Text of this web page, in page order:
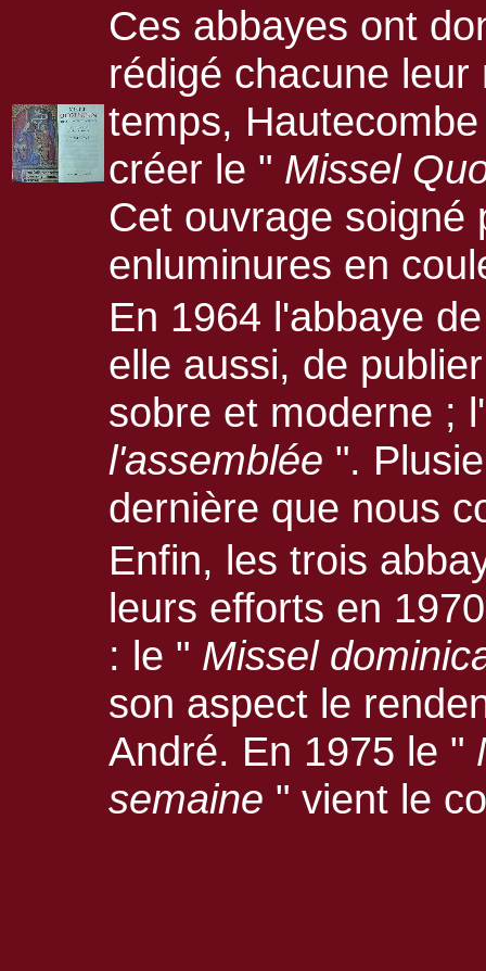
Ces abbayes ont
rédigé chacune
temps,
créer le " Missel
Cet ouvrage soigné
enluminures en
En 1964 l'abbaye
elle aussi, de
sobre et moderne ;
l'assemblée ".
dernière que nous
Enfin, les trois
leurs efforts en
: le " Missel
son aspect le
André. En 1975 le "
semaine " vient le